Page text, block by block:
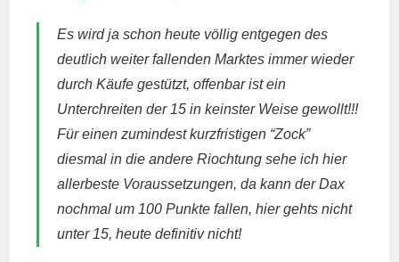
Es wird ja schon heute völlig entgegen des
deutlich weiter fallenden Marktes immer wieder
durch Käufe gestützt, offenbar ist ein
Unterchreiten der 15 in keinster Weise gewollt!!!
Für einen zumindest kurzfristigen “Zock”
diesmal in die andere Riochtung sehe ich hier
allerbeste Voraussetzungen, da kann der Dax
nochmal um 100 Punkte fallen, hier gehts nicht
unter 15, heute definitiv nicht!